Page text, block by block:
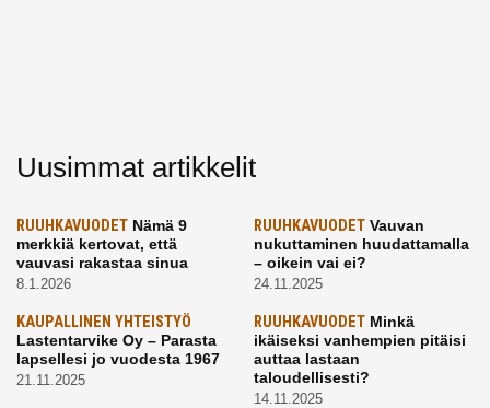
Uusimmat artikkelit
RUUHKAVUODET Nämä 9
merkkiä kertovat, että
vauvasi rakastaa sinua
8.1.2026
RUUHKAVUODETVauvan
nukuttaminen huudattamalla
– oikein vai ei?
24.11.2025
KAUPALLINEN YHTEISTYÖ
Lastentarvike Oy – Parasta
lapsellesi jo vuodesta 1967
21.11.2025
RUUHKAVUODETMinkä
ikäiseksi vanhempien pitäisi
auttaa lastaan
taloudellisesti?
14.11.2025